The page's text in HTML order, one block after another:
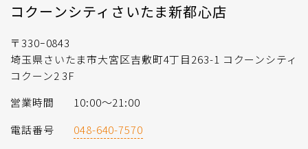
コクーンシティさいたま新都心店
〒330ｰ0843
埼玉県さいたま市大宮区吉敷町4丁目263-1 コクーンシティ
コクーン2 3F
営業時間
10:00～21:00
電話番号
048-640-7570